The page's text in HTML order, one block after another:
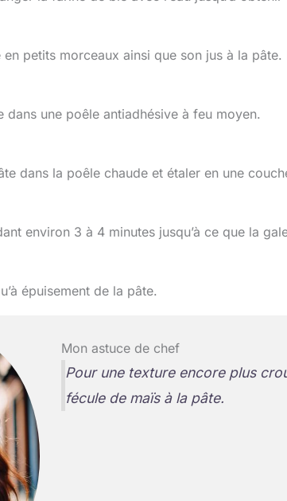
petits morceaux ainsi que son jus à la
dans une poêle antiadhésive à feu moyen.
dans la poêle chaude et étaler en une
environ 3 à 4 minutes jusqu’à ce que la
épuisement de la pâte.
Mon astuce de chef
Pour une texture encore plus
fécule de maïs à la pâte.